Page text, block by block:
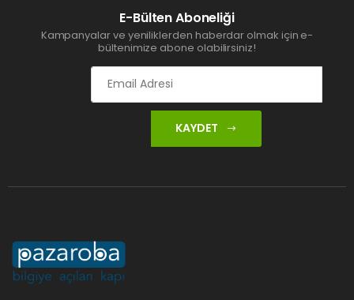
E-Bülten Aboneliği
Kampanyalar ve yeniliklerden haberdar olmak için e-
bültenimize abone olabilirsiniz!
KAYDET